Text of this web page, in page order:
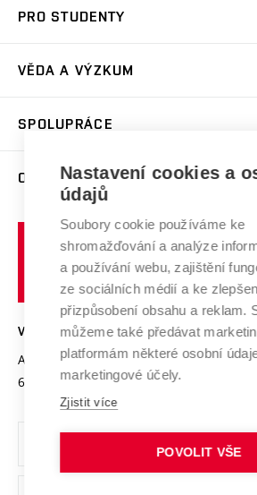
Koleje
Sport na VUT
Dny otevřených dveří
Celoživotní vzdělávání
E-přihláška
PRO STUDENTY
Harmonogram akademického roku
Závěrečné práce
Doktorské studium
Zpracování osobních údajů studentů
Sociální bezpečí
Studium bez bariér
Podpora podnikání
VĚDA A VÝZKUM
Mezinárodní vědecká rada
Systém zajišťování kvality výzkumu
Výzkumné infrastruktury
Transfer znalostí
Open Science
Projekty
Projekty ze strukturálních fondů
Specifický výzkum
SPOLUPRÁCE
Zahraniční spolupráce
Spolupráce se školami
Služby univerzity
Mezinárodní dohody
Univerzitní sítě
O UNIVERZITĚ
Profil univerzity
Udržitelná univerzita
Podnikavá univerzita / ContriBUTe
Bezpečná univerzita
Vyznamenání
Organizační struktura
Ochrana osobních údajů
VYSOKÉ UČENÍ TECHNICKÉ V BRNĚ
Antonínská 548/1
602 00 Brno
www.vut.cz
vut@vutbr.cz
Nastavení cookies a
údajů
Soubory cookie používáme ke
shromažďování a analýze
a používání webu, zajištění
ze sociálních médií a ke
přizpůsobení obsahu a reklam.
můžeme také předávat
platformám některé osobní
marketingové účely.
Zjistit více
POVOLIT VŠE